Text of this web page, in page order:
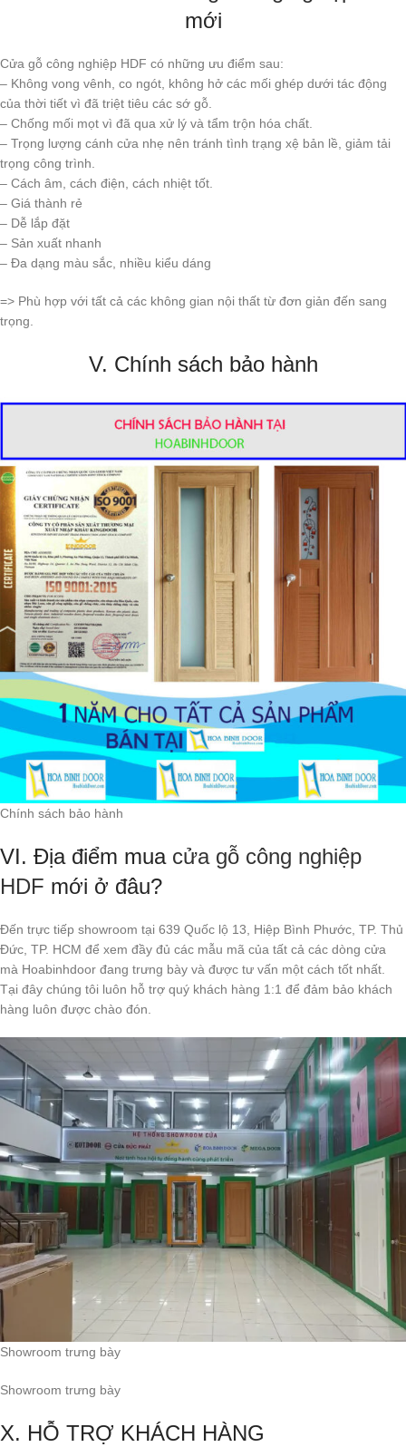
mới
Cửa gỗ công nghiệp HDF có những ưu điểm sau:
– Không vong vênh, co ngót, không hở các mối ghép dưới tác động
của thời tiết vì đã triệt tiêu các sớ gỗ.
– Chống mối mọt vì đã qua xử lý và tẩm trộn hóa chất.
– Trọng lượng cánh cửa nhẹ nên tránh tình trạng xệ bản lề, giảm tải
trọng công trình.
– Cách âm, cách điện, cách nhiệt tốt.
– Giá thành rẻ
– Dễ lắp đặt
– Sản xuất nhanh
– Đa dạng màu sắc, nhiều kiểu dáng
=> Phù hợp với tất cả các không gian nội thất từ đơn giản đến sang
trọng.
V. Chính sách bảo hành
Chính sách bảo hành
VI. Địa điểm mua cửa gỗ công nghiệp
HDF mới ở đâu?
Đến trực tiếp showroom tại 639 Quốc lộ 13, Hiệp Bình Phước, TP. Thủ
Đức, TP. HCM để xem đầy đủ các mẫu mã của tất cả các dòng cửa
mà Hoabinhdoor đang trưng bày và được tư vấn một cách tốt nhất.
Tại đây chúng tôi luôn hỗ trợ quý khách hàng 1:1 để đảm bảo khách
hàng luôn được chào đón.
Showroom trưng bày
Showroom trưng bày
X. HỖ TRỢ KHÁCH HÀNG